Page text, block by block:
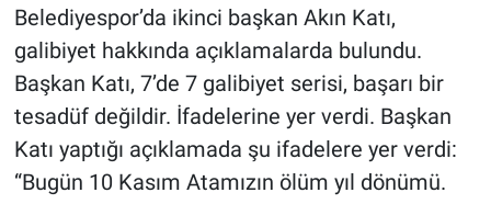
Belediyespor’da ikinci başkan Akın Katı,
galibiyet hakkında açıklamalarda bulundu.
Başkan Katı, 7’de 7 galibiyet serisi, başarı bir
tesadüf değildir. İfadelerine yer verdi. Başkan
Katı yaptığı açıklamada şu ifadelere yer verdi:
“Bugün 10 Kasım Atamızın ölüm yıl dönümü.